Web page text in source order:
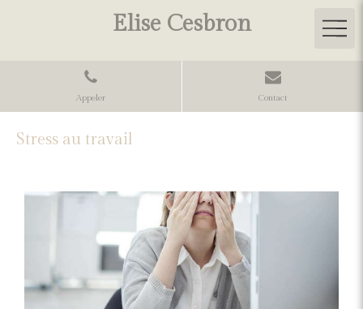
Elise Cesbron
Appeler Contact
Stress au travail